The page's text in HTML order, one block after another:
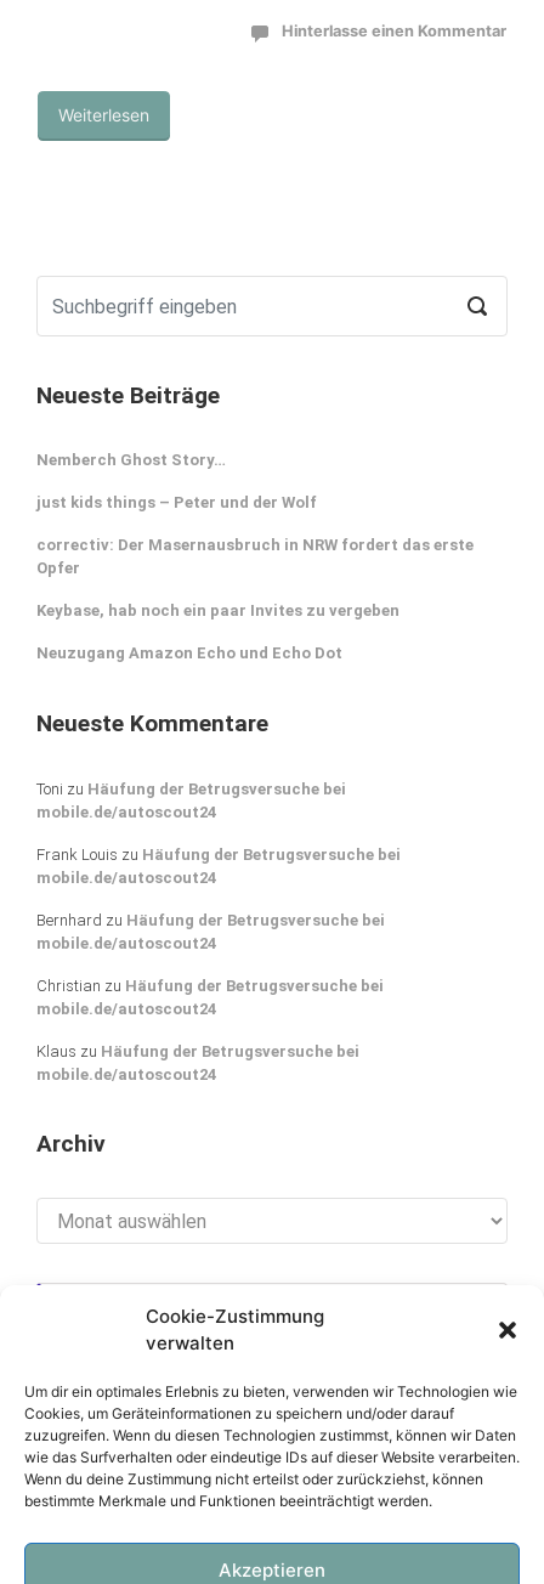
Cookie-Zustimmung
verwalten
Um dir ein optimales Erlebnis zu bieten, verwenden wir Technologien wie
Cookies, um Geräteinformationen zu speichern und/oder darauf
zuzugreifen. Wenn du diesen Technologien zustimmst, können wir Daten
wie das Surfverhalten oder eindeutige IDs auf dieser Website verarbeiten.
Wenn du deine Zustimmung nicht erteilst oder zurückziehst, können
bestimmte Merkmale und Funktionen beeinträchtigt werden.
Akzeptieren
Hinterlasse einen Kommentar
Weiterlesen
Neueste Beiträge
Nemberch Ghost Story…
just kids things – Peter und der Wolf
correctiv: Der Masernausbruch in NRW fordert das erste
Opfer
Keybase, hab noch ein paar Invites zu vergeben
Neuzugang Amazon Echo und Echo Dot
Neueste Kommentare
Toni zu Häufung der Betrugsversuche bei
mobile.de/autoscout24
Frank Louis zu Häufung der Betrugsversuche bei
mobile.de/autoscout24
Bernhard zu Häufung der Betrugsversuche bei
mobile.de/autoscout24
Christian zu Häufung der Betrugsversuche bei
mobile.de/autoscout24
Klaus zu Häufung der Betrugsversuche bei
mobile.de/autoscout24
Archiv
[cookies_revoke]
Über diese Seite
Datenschutzerklärung